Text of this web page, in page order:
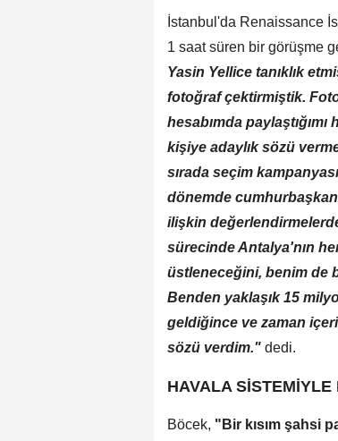
İstanbul'da Renaissance
1 saat süren bir görüşme
Yasin Yellice tanıklık
fotoğraf çektirmiştik.
hesabımda
kişiye adaylık sözü
sırada seçim
dönemde
ilişkin
sürecinde Antalya'nın
üstleneceğini, benim de
Benden yaklaşık 15
geldiğince ve zaman
sözü verdim." dedi.
HAVALA
Böcek, "Bir kısım şahsi